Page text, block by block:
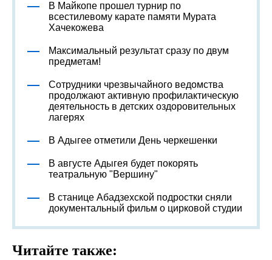
В Майкопе прошел турнир по
всестилевому карате памяти Мурата
Хачекожева
Максимальный результат сразу по двум
предметам!
Сотрудники чрезвычайного ведомства
продолжают активную профилактическую
деятельность в детских оздоровительных
лагерях
В Адыгее отметили День черкешенки
В августе Адыгея будет покорять
театральную "Вершину"
В станице Абадзехской подростки сняли
документальный фильм о цирковой студии
Читайте также: